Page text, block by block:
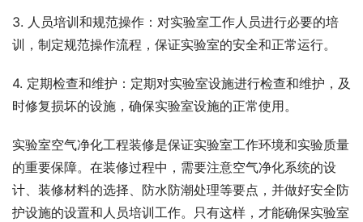
3. 人员培训和规范操作：对实验室工作人员进行必要的培
训，制定规范操作流程，保证实验室的安全和正常运行。
4. 定期检查和维护：定期对实验室设施进行检查和维护，及
时修复损坏的设施，确保实验室设施的正常使用。
实验室空气净化工程装修是保证实验室工作环境和实验质量
的重要保障。在装修过程中，需要注意空气净化系统的设
计、装修材料的选择、防水防潮处理等要点，并做好安全防
护设施的设置和人员培训工作。只有这样，才能确保实验室